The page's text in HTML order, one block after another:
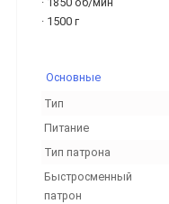
· 1500 г
Основные
Тип
Питание
Тип патрона
Быстросменный
патрон